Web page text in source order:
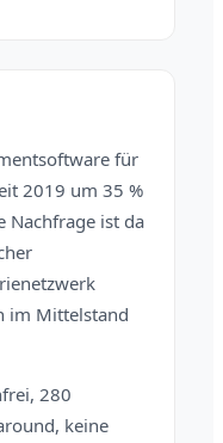
für
2019 um 35 %
Nachfrage ist da
im Mittelstand
280
keine